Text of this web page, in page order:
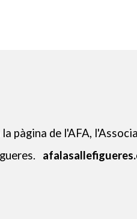
pàgina de l'AFA,